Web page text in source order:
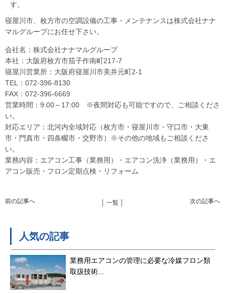
す。
寝屋川市、枚方市の空調設備の工事・メンテナンスは株式会社ナナ
マルグループにお任せ下さい。
会社名：株式会社ナナマルグループ
本社：大阪府枚方市茄子作南町217-7
寝屋川営業所：大阪府寝屋川市美井元町2-1
TEL：072-396-8130
FAX：072-396-6669
営業時間：9:00～17:00 ※夜間対応も可能ですので、ご相談くださ
い。
対応エリア：北河内全域対応（枚方市・寝屋川市・守口市・大東
市・門真市・四条畷市・交野市）※その他の地域もご相談くださ
い。
業務内容：エアコン工事（業務用）・エアコン洗浄（業務用）・エ
アコン販売・フロン定期点検・リフォーム
前の記事へ 次の記事へ
│ 一覧 │
人気の記事
業務用エアコンの管理に必要な冷媒フロン類
取扱技術...